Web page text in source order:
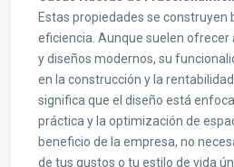
Estas propiedades se construyen
eficiencia. Aunque suelen ofrecer
y diseños modernos, su
en la construcción y la
significa que el diseño está
práctica y la optimización de
beneficio de la empresa, no
de tus gustos o tu estilo de vida